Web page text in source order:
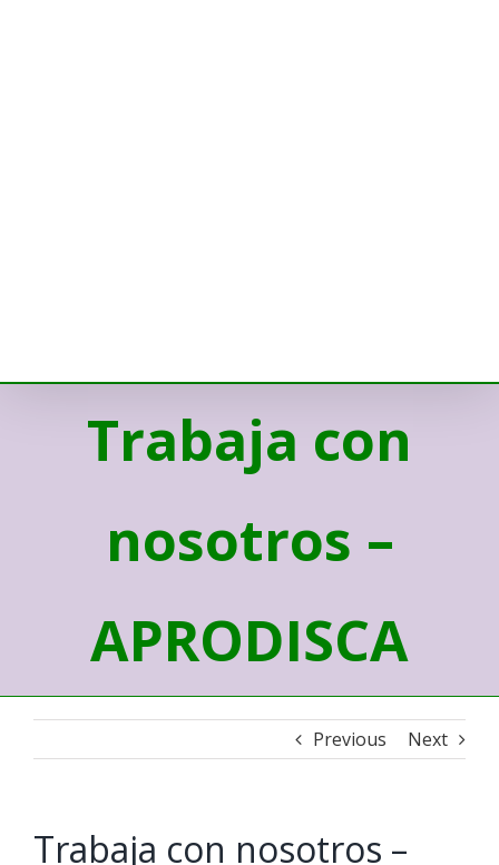
Trabaja con
nosotros –
APRODISCA
Previous Next
Trabaja con nosotros –